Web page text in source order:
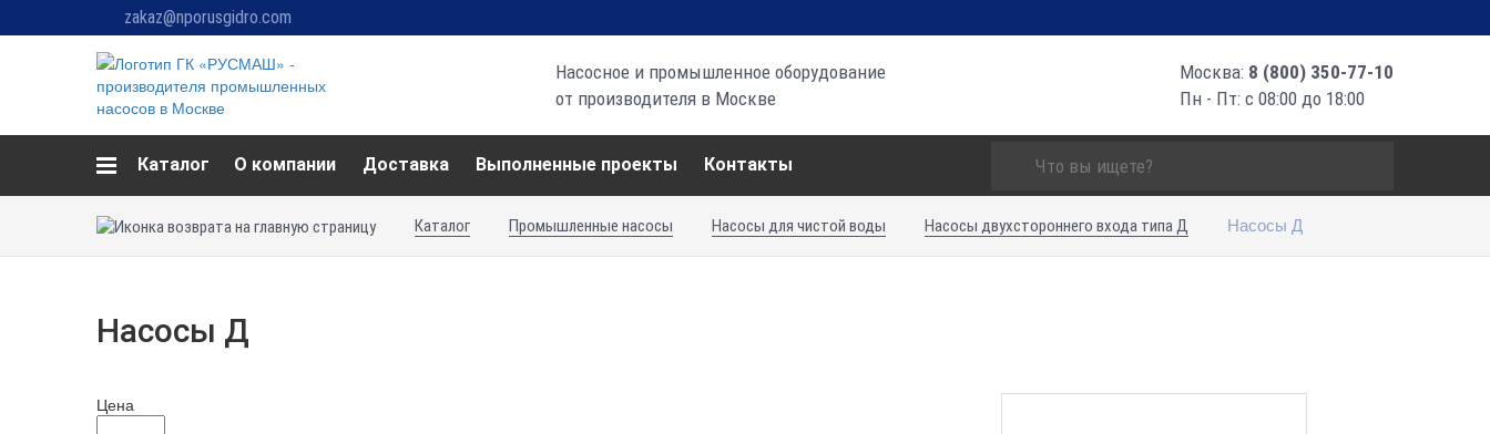
zakaz@nporusgidro.com
Насосное и промышленное оборудование
от производителя в Москве
Москва: 8 (800) 350-77-10
Пн - Пт: с 08:00 до 18:00
Каталог О компании Доставка Выполненные проекты Контакты
Каталог Промышленные насосы Насосы для чистой воды Насосы двухстороннего входа типа Д Насосы Д
Насосы Д
Цена